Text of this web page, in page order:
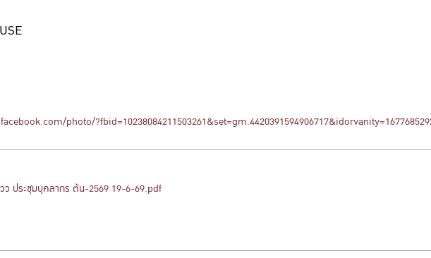
photo/
ว ประชุมบุคลากร ต้น-2569 19-6-69.pdf